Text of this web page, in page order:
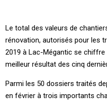
Le total des valeurs de
rénovation, autorisés pour les
2019 à Lac-Mégantic se chiffre
meilleur résultat des cinq
Parmi les 50 dossiers traités
en février à trois importants